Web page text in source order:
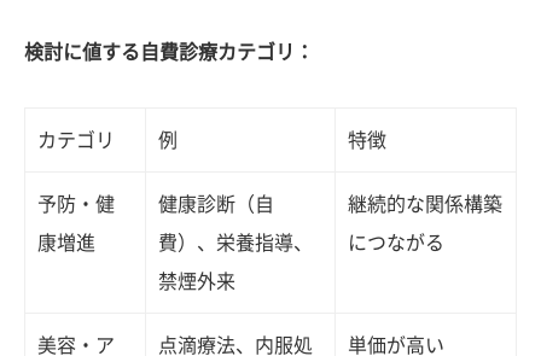
検討に値する自費診療カテゴリ：
カテゴリ 例 特徴
予防・健
康増進
健康診断（自
費）、栄養指導、
禁煙外来
継続的な関係構築
につながる
美容・ア
点滴療法、内服処
単価が高い